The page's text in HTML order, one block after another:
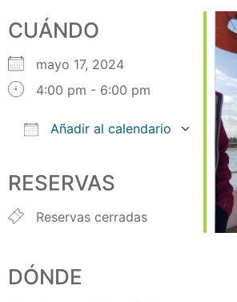
CUÁNDO
mayo 17, 2024
4:00 pm - 6:00 pm
Añadir al calendario
Office 365
RESERVAS
Reservas cerradas
DÓNDE